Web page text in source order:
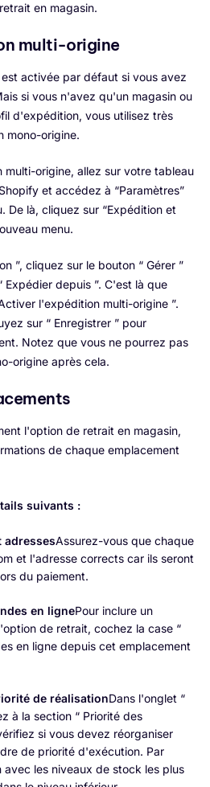
en magasin.
multi-origine
activée par défaut si vous avez
si vous n'avez qu'un magasin ou
d'expédition, vous utilisez très
mono-origine.
multi-origine, allez sur votre tableau
et accédez à “Paramètres”
De là, cliquez sur “Expédition et
menu.
”, cliquez sur le bouton “ Gérer ”
depuis ”. C'est là que
l'expédition multi-origine ”.
sur “ Enregistrer ” pour
Notez que vous ne pourrez pas
origine après cela.
l'option de retrait en magasin,
de chaque emplacement
suivants :
adressesAssurez-vous que chaque
et l'adresse corrects car ils seront
du paiement.
en lignePour inclure un
de retrait, cochez la case “
en ligne depuis cet emplacement
de réalisationDans l'onglet “
à la section “ Priorité des
si vous devez réorganiser
de priorité d'exécution. Par
avec les niveaux de stock les plus